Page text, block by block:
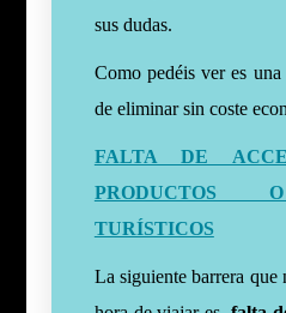
sus dudas.
Como pedéis ver es
de eliminar sin coste
FALTA DE
PRODUCTOS
TURÍSTICOS
La siguiente barrera que